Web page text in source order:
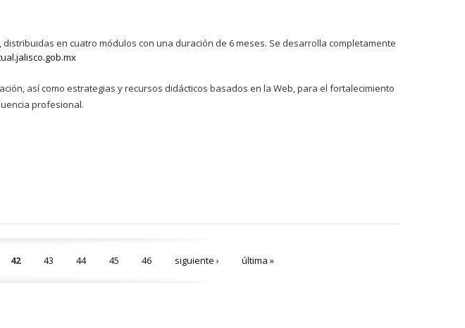
en cuatro módulos con una duración de 6 meses. Se desarrolla completamente
así como estrategias y recursos didácticos basados en la Web, para el fortalecimiento
profesional.
42 43 44 45 46 siguiente › última »